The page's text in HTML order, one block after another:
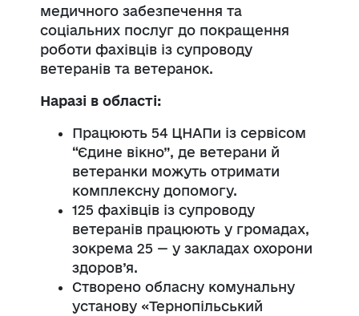
медичного забезпечення та
соціальних послуг до покращення
роботи фахівців із супроводу
ветеранів та ветеранок.
Наразі в області:
Працюють 54 ЦНАПи із сервісом
“Єдине вікно”, де ветерани й
ветеранки можуть отримати
комплексну допомогу.
125 фахівців із супроводу
ветеранів працюють у громадах,
зокрема 25 — у закладах охорони
здоров’я.
Створено обласну комунальну
установу «Тернопільський